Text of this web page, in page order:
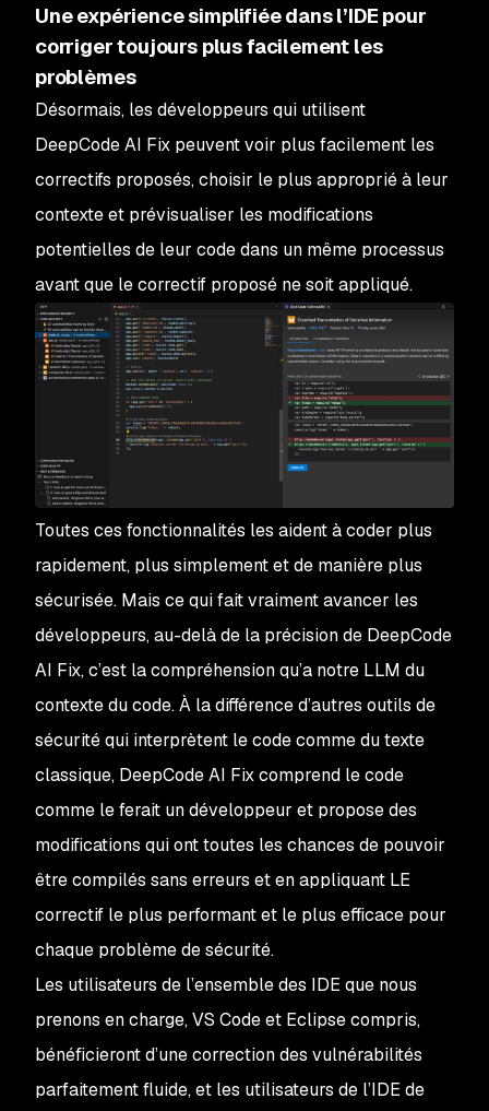
Une expérience simplifiée dans l’IDE pour
corriger toujours plus facilement les
problèmes
Désormais, les développeurs qui utilisent
DeepCode AI Fix peuvent voir plus facilement les
correctifs proposés, choisir le plus approprié à leur
contexte et prévisualiser les modifications
potentielles de leur code dans un même processus
avantque le correctif proposé ne soit appliqué.
Toutes ces fonctionnalités les aident à coder plus
rapidement, plus simplement et de manière plus
sécurisée. Mais ce qui fait vraiment avancer les
développeurs, au-delà de la précision de DeepCode
AI Fix, c’est la compréhension qu’a notre LLM du
contextedu code. À la différence d’autres outils de
sécurité qui interprètent le code comme du texte
classique, DeepCode AI Fix comprend le code
comme le ferait un développeur et propose des
modifications qui ont toutes les chances de pouvoir
être compilés sans erreurs et en appliquant LE
correctif le plus performant et le plus efficace pour
chaque problème de sécurité.
Les utilisateurs de l’ensemble des IDE que nous
prenons en charge, VS Code et Eclipse compris,
bénéficieront d’une correction des vulnérabilités
parfaitement fluide, et les utilisateurs de l’IDE de